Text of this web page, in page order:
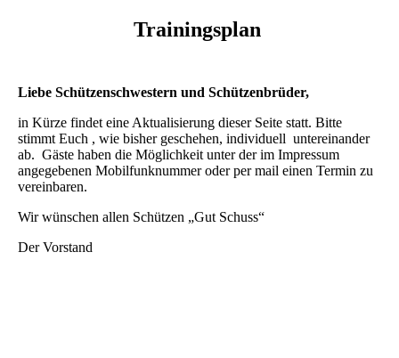
Trainingsplan
Liebe Schützenschwestern und Schützenbrüder,
in Kürze findet eine Aktualisierung dieser Seite statt. Bitte
stimmt Euch , wie bisher geschehen, individuell untereinander
ab. Gäste haben die Möglichkeit unter der im Impressum
angegebenen Mobilfunknummer oder per mail einen Termin zu
vereinbaren.
Wir wünschen allen Schützen „Gut Schuss“
Der Vorstand